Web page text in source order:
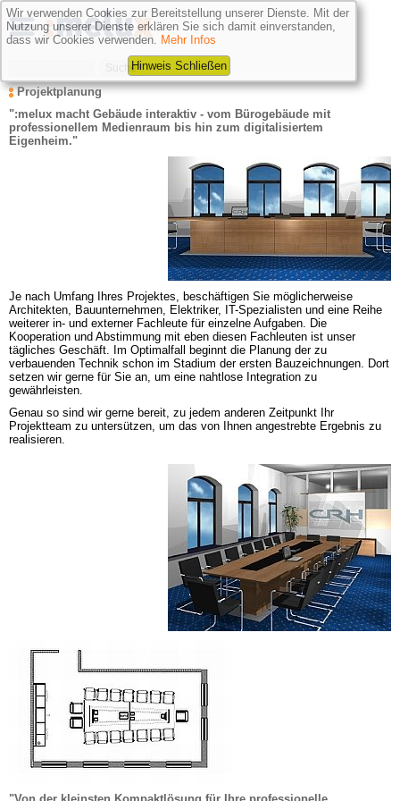
Projektplanung
":melux macht Gebäude interaktiv - vom Bürogebäude mit
professionellem Medienraum bis hin zum digitalisiertem
Eigenheim."
Je nach Umfang Ihres Projektes, beschäftigen Sie möglicherweise
Architekten, Bauunternehmen, Elektriker, IT-Spezialisten und eine Reihe
weiterer in- und externer Fachleute für einzelne Aufgaben. Die
Kooperation und Abstimmung mit eben diesen Fachleuten ist unser
tägliches Geschäft. Im Optimalfall beginnt die Planung der zu
verbauenden Technik schon im Stadium der ersten Bauzeichnungen. Dort
setzen wir gerne für Sie an, um eine nahtlose Integration zu
gewährleisten.
Genau so sind wir gerne bereit, zu jedem anderen Zeitpunkt Ihr
Projektteam zu untersützen, um das von Ihnen angestrebte Ergebnis zu
realisieren.
Wir verwenden Cookies zur Bereitstellung unserer Dienste. Mit der
Nutzung unserer Dienste erklären Sie sich damit einverstanden,
dass wir Cookies verwenden. Mehr Infos
Hinweis Schließen